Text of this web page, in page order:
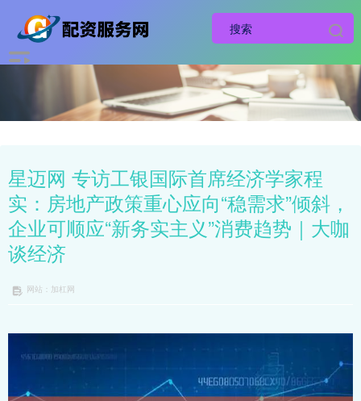
星迈网 专访工银国际首席经济学家程
实：房地产政策重心应向“稳需求”倾斜，
企业可顺应“新务实主义”消费趋势｜大咖
谈经济
网站：加杠网